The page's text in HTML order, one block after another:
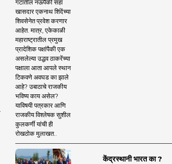
गटातील नऊपैकी सहा
खासदार एकनाथ शिंदेंच्या
शिवसेनेत प्रवेश करणार
आहेत. मात्र, एकेकाळी
महाराष्ट्रातील प्रमुख
प्रादेशिक पक्षांपैकी एक
असलेल्या उद्धव ठाकरेंच्या
पक्षाला आता आपले स्थान
टिकवणे अवघड का झाले
आहे? उबाठाचे राजकीय
भविष्य काय असेल?
याविषयी पत्रकार आणि
राजकीय विश्लेषक सुशील
कुलकर्णी यांची ही
रोखठोक मुलाखत..
केंद्रस्थानी भारत का ?